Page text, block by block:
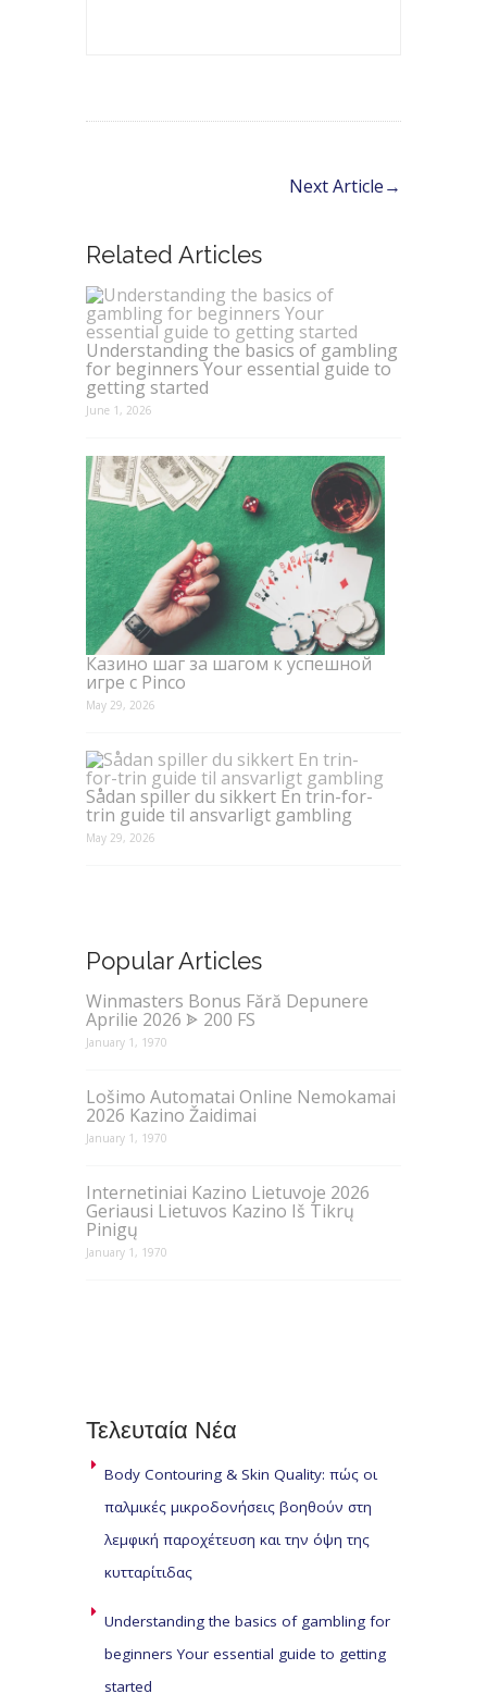
Next Article→
Related Articles
Understanding the basics of gambling
for beginners Your essential guide to
getting started
June 1, 2026
Казино шаг за шагом к успешной
игре с Pinco
May 29, 2026
Sådan spiller du sikkert En trin-for-
trin guide til ansvarligt gambling
May 29, 2026
Popular Articles
Winmasters Bonus Fără Depunere
Aprilie 2026 ᗎ 200 FS
January 1, 1970
Lošimo Automatai Online Nemokamai
2026 Kazino Žaidimai
January 1, 1970
Internetiniai Kazino Lietuvoje 2026
Geriausi Lietuvos Kazino Iš Tikrų
Pinigų
January 1, 1970
Τελευταία Νέα
Body Contouring & Skin Quality: πώς οι
παλμικές μικροδονήσεις βοηθούν στη
λεμφική παροχέτευση και την όψη της
κυτταρίτιδας
Understanding the basics of gambling for
beginners Your essential guide to getting
started